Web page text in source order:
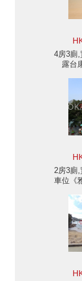
4房3廁,
露台
2房3廁
車位《